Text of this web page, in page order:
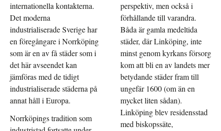
internationella kontakterna.
Det moderna
industrialiserade Sverige har
en föregångare i Norrköping
som är en av få städer som i
det här avseendet kan
jämföras med de tidigt
industrialiserade städerna på
annat håll i Europa.
Norrköpings tradition som
perspektiv, men också i
förhållande till varandra.
Båda är gamla medeltida
städer, där Linköping, inte
minst genom kyrkans försorg
kom att bli en av landets mer
betydande städer fram till
ungefär 1600 (om än en
mycket liten sådan).
Linköping blev residensstad
med biskopssäte,